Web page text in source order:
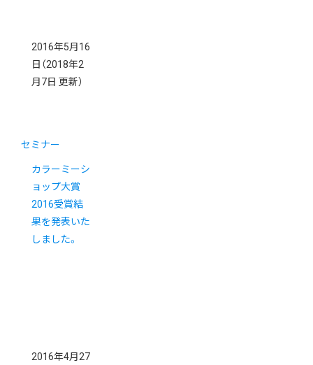
2016年5月16
日 （2018年2
月7日 更新）
セミナー
カラーミーシ
ョップ大賞
2016受賞結
果を発表いた
しました。
2016年4月27